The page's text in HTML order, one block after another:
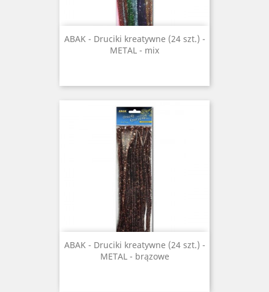
ABAK - Druciki kreatywne (24 szt.) -
METAL - mix
ABAK - Druciki kreatywne (24 szt.) -
METAL - brązowe